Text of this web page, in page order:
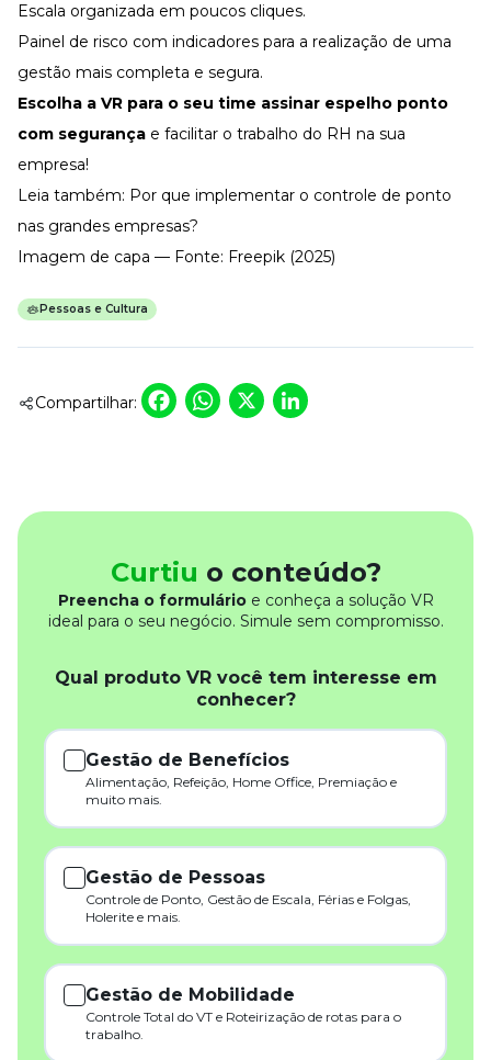
Escala organizada em poucos cliques.
Painel de risco com indicadores para a realização de uma
gestão mais completa e segura.
Escolha a VR para o seu time assinar espelho ponto
com segurança e facilitar o trabalho do RH na sua
empresa!
Leia também: Por que implementar o controle de ponto
nas grandes empresas?
Imagem de capa — Fonte: Freepik (2025)
Pessoas e Cultura
Compartilhar: Facebook
WhatsApp
X
Curtiu o conteúdo?
Preencha o formulárioe conheça a solução VR
ideal para o seu negócio. Simule sem compromisso.
Qual produto VR você tem interesse em
conhecer?
Gestão de Benefícios
Alimentação, Refeição, Home Office, Premiação e
muito mais.
Gestão de Pessoas
Controle de Ponto, Gestão de Escala, Férias e Folgas,
Holerite e mais.
Gestão de Mobilidade
Controle Total do VT e Roteirização de rotas para o
trabalho.